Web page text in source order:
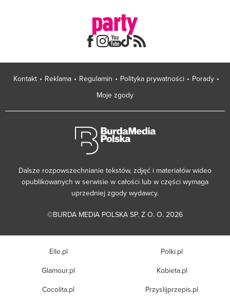
Kontakt Reklama Regulamin Polityka prywatności
Porady
Moje zgody
Dalsze rozpowszechnianie tekstów, zdjęć i materiałów wideo
opublikowanych w serwisie w całości lub w części wymaga
uprzedniej zgody wydawcy.
©BURDA MEDIA POLSKA SP. Z O. O. 2026
Elle.pl
Glamour.pl
Cocolita.pl
Polki.pl
Kobieta.pl
Przyslijprzepis.pl